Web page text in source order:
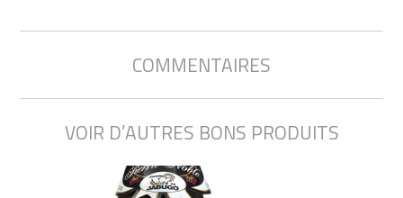
COMMENTAIRES
VOIR D’AUTRES BONS PRODUITS